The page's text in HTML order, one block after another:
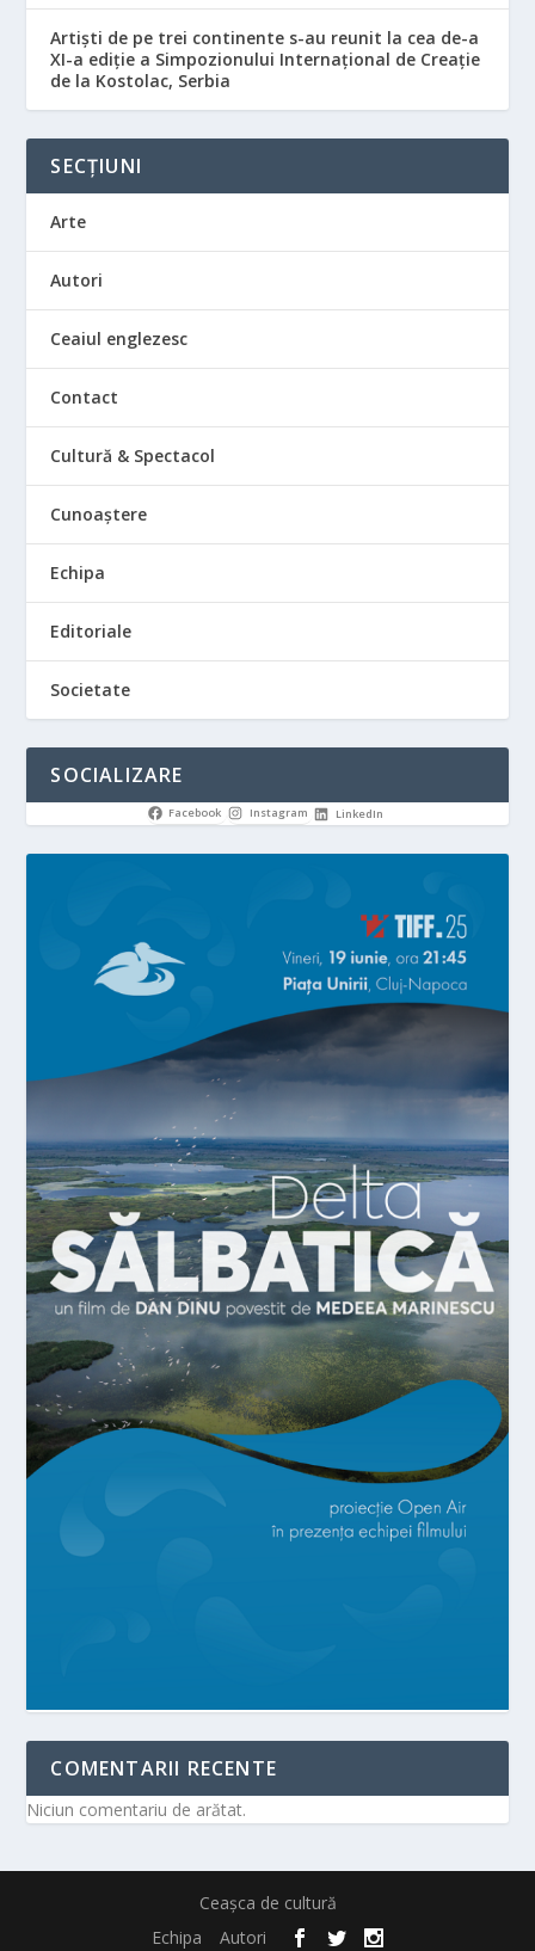
Artiști de pe trei continente s-au reunit la cea de-a
XI-a ediție a Simpozionului Internațional de Creație
de la Kostolac, Serbia
SECȚIUNI
Arte
Autori
Ceaiul englezesc
Contact
Cultură & Spectacol
Cunoaștere
Echipa
Editoriale
Societate
SOCIALIZARE
Facebook Instagram LinkedIn
COMENTARII RECENTE
Niciun comentariu de arătat.
Ceașca de cultură
Echipa
Autori